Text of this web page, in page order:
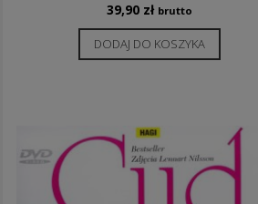
39,90 zł brutto
DODAJ DO KOSZYKA